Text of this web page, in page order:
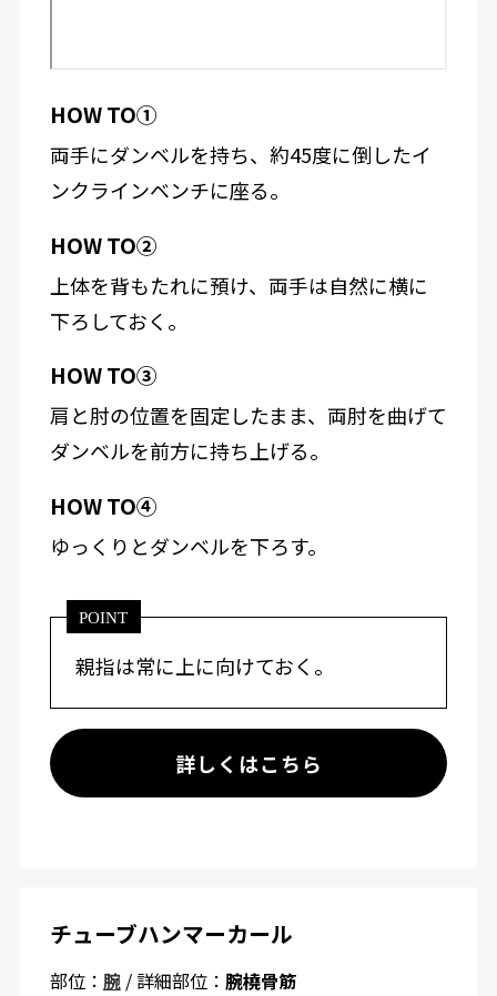
HOW TO①
両手にダンベルを持ち、約45度に倒したイ
ンクラインベンチに座る。
HOW TO②
上体を背もたれに預け、両手は自然に横に
下ろしておく。
HOW TO③
肩と肘の位置を固定したまま、両肘を曲げて
ダンベルを前方に持ち上げる。
HOW TO④
ゆっくりとダンベルを下ろす。
POINT
親指は常に上に向けておく。
詳しくはこちら
チューブハンマーカール
部位： 腕/ 詳細部位： 腕橈骨筋